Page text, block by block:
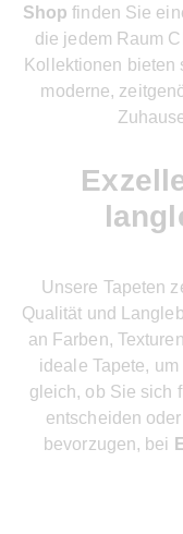
Shop finden Sie
die jedem Raum
Kollektionen
moderne,
Unsere Tapeten
Qualität und
an Farben,
ideale Tapete,
gleich, ob Sie sich
entscheiden
bevorzugen, bei